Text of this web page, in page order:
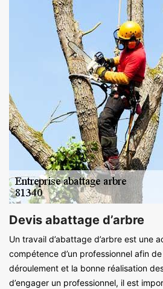
Devis abattage d’arbre
Un travail d’abattage d’arbre est une
compétence d’un professionnel afin
déroulement et la bonne réalisation
d’engager un professionnel, il est